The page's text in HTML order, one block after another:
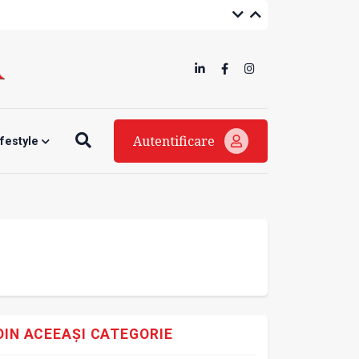
Autentificare
ACEEAȘI CATEGORIE